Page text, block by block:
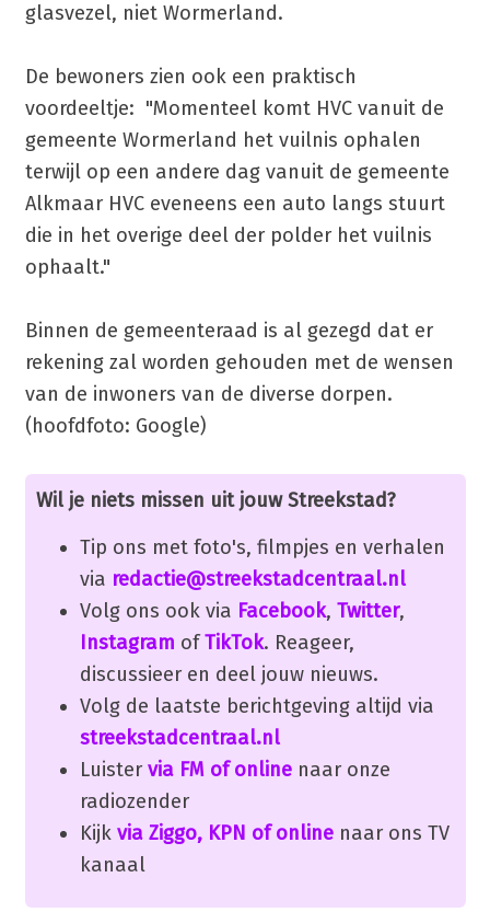
glasvezel, niet Wormerland.
De bewoners zien ook een praktisch
voordeeltje: "Momenteel komt HVC vanuit de
gemeente Wormerland het vuilnis ophalen
terwijl op een andere dag vanuit de gemeente
Alkmaar HVC eveneens een auto langs stuurt
die in het overige deel der polder het vuilnis
ophaalt."
Binnen de gemeenteraad is al gezegd dat er
rekening zal worden gehouden met de wensen
van de inwoners van de diverse dorpen.
(hoofdfoto: Google)
Wil je niets missen uit jouw Streekstad?
Tip ons met foto's, filmpjes en verhalen
via redactie@streekstadcentraal.nl
Volg ons ook via Facebook, Twitter,
Instagram ofTikTok. Reageer,
discussieer en deel jouw nieuws.
Volg de laatste berichtgeving altijd via
streekstadcentraal.nl
Luister via FM of onlinenaar onze
radiozender
Kijk via Ziggo, KPN of onlinenaar ons TV
kanaal